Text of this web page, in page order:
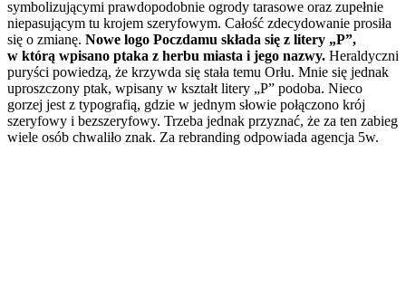
symbolizującymi prawdopodobnie ogrody tarasowe oraz zupełnie
niepasującym tu krojem szeryfowym. Całość zdecydowanie prosiła
się o zmianę. Nowe logo Poczdamu składa się z litery „P”,
w którą wpisano ptaka z herbu miasta i jego nazwy. Heraldyczni
puryści powiedzą, że krzywda się stała temu Orłu. Mnie się jednak
uproszczony ptak, wpisany w kształt litery „P” podoba. Nieco
gorzej jest z typografią, gdzie w jednym słowie połączono krój
szeryfowy i bezszeryfowy. Trzeba jednak przyznać, że za ten zabieg
wiele osób chwaliło znak. Za rebranding odpowiada agencja 5w.